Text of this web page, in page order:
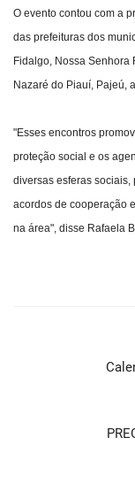
O evento contou com a
das prefeituras dos
Fidalgo, Nossa Senhora
Nazaré do Piauí, Pajeú,
"Esses encontros
proteção social e os
diversas esferas
acordos de cooperação
na área", disse Rafaela